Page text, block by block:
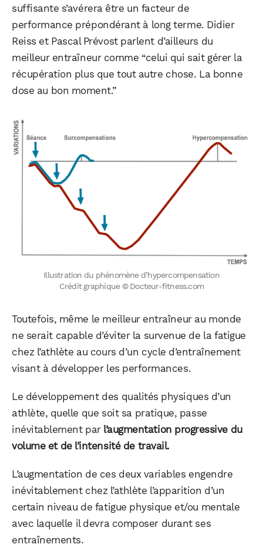
suffisante s’avérera être un facteur de
performance prépondérant à long terme. Didier
Reiss et Pascal Prévost parlent d’ailleurs du
meilleur entraîneur comme “celui qui sait gérer la
récupération plus que tout autre chose. La bonne
dose au bon moment.”
Illustration du phénomène d’hypercompensation
Crédit graphique © Docteur-fitness.com
Toutefois, même le meilleur entraîneur au monde
ne serait capable d’éviter la survenue de la fatigue
chez l’athlète au cours d’un cycle d’entraînement
visant à développer les performances.
Le développement des qualités physiques d’un
athlète, quelle que soit sa pratique, passe
inévitablement par l’augmentation progressive du
volume et de l’intensité de travail.
L’augmentation de ces deux variables engendre
inévitablement chez l’athlète l’apparition d’un
certain niveau de fatigue physique et/ou mentale
avec laquelle il devra composer durant ses
entraînements.